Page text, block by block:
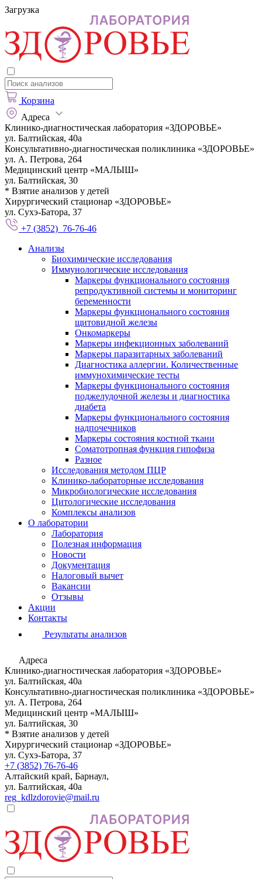
Загрузка
Корзина
Адреса
Клинико-диагностическая лаборатория «ЗДОРОВЬЕ»
ул. Балтийская, 40а
Консультативно-диагностическая поликлиника «ЗДОРОВЬЕ»
ул. А. Петрова, 264
Медицинский центр «МАЛЫШ»
ул. Балтийская, 30
* Взятие анализов у детей
Хирургический стационар «ЗДОРОВЬЕ»
ул. Сухэ-Батора, 37
+7 (3852) 76-76-46
Анализы
Биохимические исследования
Иммунологические исследования
Маркеры функционального состояния
репродуктивной системы и мониторинг
беременности
Маркеры функционального состояния
щитовидной железы
Онкомаркеры
Маркеры инфекционных заболеваний
Маркеры паразитарных заболеваний
Диагностика аллергии. Количественные
иммунохимические тесты
Маркеры функционального состояния
поджелудочной железы и диагностика
диабета
Маркеры функционального состояния
надпочечников
Маркеры состояния костной ткани
Соматотропная функция гипофиза
Разное
Исследования методом ПЦР
Клинико-лабораторные исследования
Микробиологические исследования
Цитологические исследования
Комплексы анализов
О лаборатории
Лаборатория
Полезная информация
Новости
Документация
Налоговый вычет
Вакансии
Отзывы
Акции
Контакты
Результаты анализов
Адреса
Клинико-диагностическая лаборатория «ЗДОРОВЬЕ»
ул. Балтийская, 40а
Консультативно-диагностическая поликлиника «ЗДОРОВЬЕ»
ул. А. Петрова, 264
Медицинский центр «МАЛЫШ»
ул. Балтийская, 30
* Взятие анализов у детей
Хирургический стационар «ЗДОРОВЬЕ»
ул. Сухэ-Батора, 37
+7 (3852) 76-76-46
Алтайский край, Барнаул,
ул. Балтийская, 40а
reg_kdlzdorovie@mail.ru